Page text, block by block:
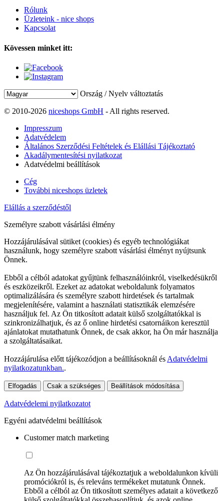
Rólunk
Üzleteink - nice shops
Kapcsolat
Kövessen minket itt:
Ország / Nyelv változtatás
© 2010-2026 niceshops GmbH - All rights reserved.
Impresszum
Adatvédelem
Általános Szerződési Feltételek és Elállási Tájékoztató
Akadálymentesítési nyilatkozat
Adatvédelmi beállítások
Cég
További niceshops üzletek
Elállás a szerződéstől
Személyre szabott vásárlási élmény
Hozzájárulásával sütiket (cookies) és egyéb technológiákat
használunk, hogy személyre szabott vásárlási élményt nyújtsunk
Önnek.
Ebből a célból adatokat gyűjtünk felhasználóinkról, viselkedésükről
és eszközeikről. Ezeket az adatokat weboldalunk folyamatos
optimalizálására és személyre szabott hirdetések és tartalmak
megjelenítésére, valamint a használati statisztikák elemzésére
használjuk fel. Az Ön titkosított adatait külső szolgáltatókkal is
szinkronizálhatjuk, és az ő online hirdetési csatornáikon keresztül
ajánlatokat mutathatunk Önnek, de csak akkor, ha Ön már használja
a szolgáltatásaikat.
Hozzájárulása előtt tájékozódjon a beállításoknál és Adatvédelmi
nyilatkozatunkban..
Elfogadás Csak a szükséges Beállítások módosítása
Adatvédelemi nyilatkozatot
Egyéni adatvédelmi beállítások
Customer match marketing
Az Ön hozzájárulásával tájékoztatjuk a weboldalunkon kívüli
promóciókról is, és releváns termékeket mutatunk Önnek.
Ebből a célból az Ön titkosított személyes adatait a következő